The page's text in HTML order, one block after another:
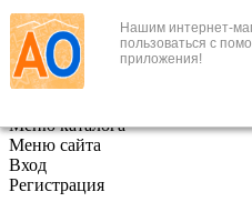
Нашим интернет-
пользоваться с
приложения!
+7 (495) 646-888-1
В корзине
Меню каталога
Меню сайта
Вход
Регистрация